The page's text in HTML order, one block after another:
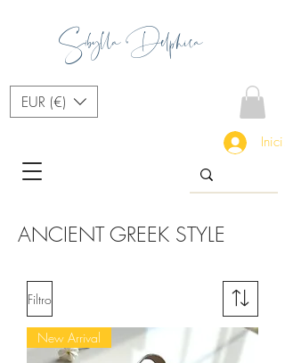
EUR (€)
Sibylla Delphica
ANCIENT GREEK STYLE
Filtro
New Arrival